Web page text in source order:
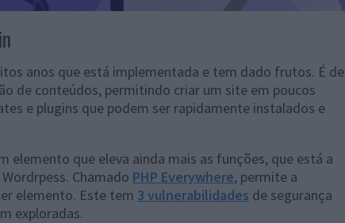
anos que está implementada e tem dado frutos. É de
de conteúdos, permitindo criar um site em poucos
e plugins que podem ser rapidamente instalados e
elemento que eleva ainda mais as funções, que está a
Chamado PHP Everywhere, permite a
elemento. Este tem 3 vulnerabilidades de segurança
exploradas.